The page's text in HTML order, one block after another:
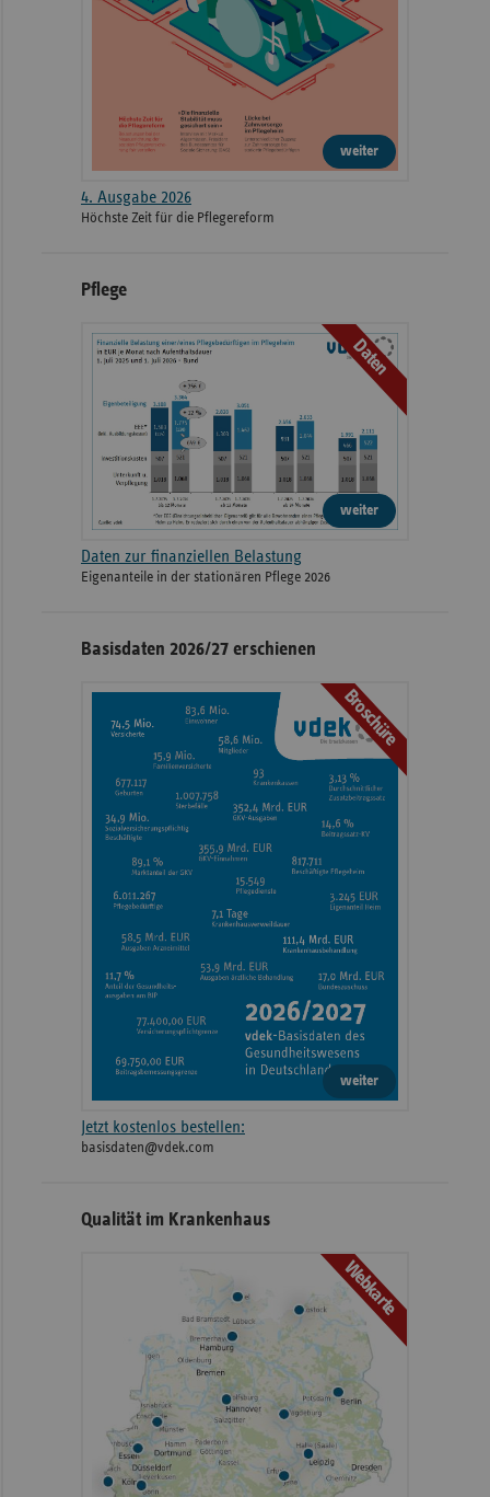
weiter
4. Ausgabe 2026
Höchste Zeit für die Pflegereform
Pflege
Daten
weiter
Daten zur finanziellen Belastung
Eigenanteile in der stationären Pflege 2026
Basisdaten 2026/27 erschienen
Broschüre
weiter
Jetzt kostenlos bestellen:
basisdaten@vdek.com
Qualität im Krankenhaus
Webkarte